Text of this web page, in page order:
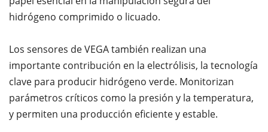
hidrógeno comprimido o licuado.
Los sensores de VEGA también realizan una
importante contribución en la electrólisis, la tecnología
clave para producir hidrógeno verde. Monitorizan
parámetros críticos como la presión y la temperatura,
y permiten una producción eficiente y estable.